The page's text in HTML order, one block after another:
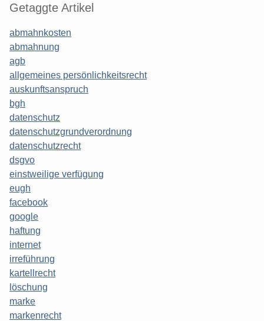
Getaggte Artikel
abmahnkosten
abmahnung
agb
allgemeines persönlichkeitsrecht
auskunftsanspruch
bgh
datenschutz
datenschutzgrundverordnung
datenschutzrecht
dsgvo
einstweilige verfügung
eugh
facebook
google
haftung
internet
irreführung
kartellrecht
löschung
marke
markenrecht